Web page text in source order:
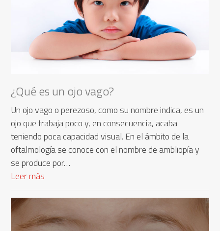
¿Qué es un ojo vago?
Un ojo vago o perezoso, como su nombre indica, es un
ojo que trabaja poco y, en consecuencia, acaba
teniendo poca capacidad visual. En el ámbito de la
oftalmología se conoce con el nombre de ambliopía y
se produce por…
Leer más